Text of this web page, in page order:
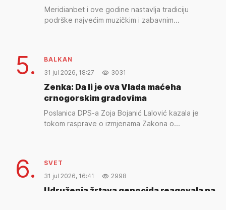
Meridianbet i ove godine nastavlja tradiciju
podrške najvećim muzičkim i zabavnim...
5.
BALKAN
31 jul 2026, 18:27
3031
Zenka: Da li je ova Vlada maćeha
crnogorskim gradovima
Poslanica DPS-a Zoja Bojanić Lalović kazala je
tokom rasprave o izmjenama Zakona o...
6.
SVET
31 jul 2026, 16:41
2998
Udruženja žrtava genocida reagovala na